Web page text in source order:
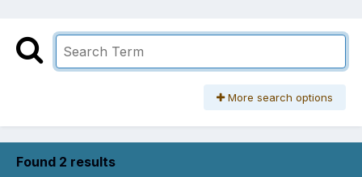
More search options
Found 2 results